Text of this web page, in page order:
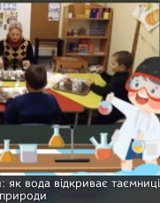
як вода відкриває таємниці
природи